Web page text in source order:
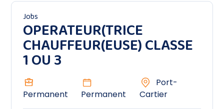
Jobs
OPERATEUR(TRICE
CHAUFFEUR(EUSE) CLASSE
1 OU 3
Permanent Permanent
Port-
Cartier